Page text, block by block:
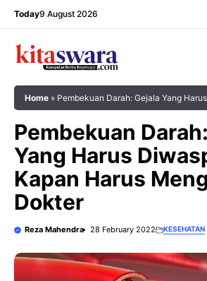
Skip
content
Today9 August 2026
Home » Pembekuan Darah: Gejala Yang
Pembekuan
Yang Harus
Kapan Harus
Dokter
Reza Mahendra 28 February 2022 KESEHATAN